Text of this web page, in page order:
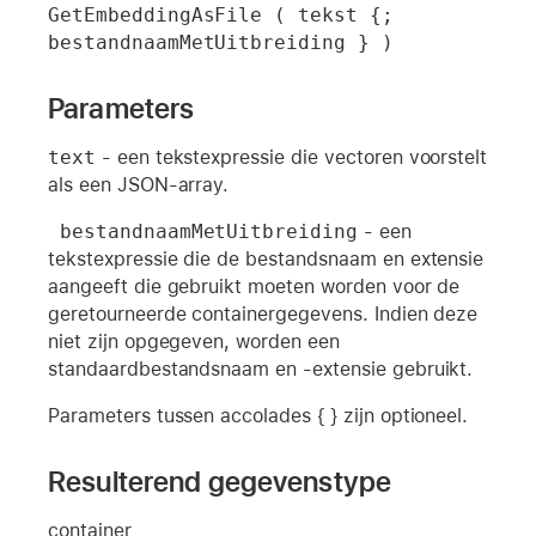
GetEmbeddingAsFile ( tekst {;
bestandnaamMetUitbreiding } )
Parameters
text - een tekstexpressie die vectoren voorstelt
als een JSON-array.
bestandnaamMetUitbreiding - een
tekstexpressie die de bestandsnaam en extensie
aangeeft die gebruikt moeten worden voor de
geretourneerde containergegevens. Indien deze
niet zijn opgegeven, worden een
standaardbestandsnaam en -extensie gebruikt.
Parameters tussen accolades { } zijn optioneel.
Resulterend gegevenstype
container